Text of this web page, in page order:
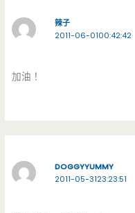
辣子
2011-06-0100:42:42
加油！
DOGGYYUMMY
2011-05-3123:23:51